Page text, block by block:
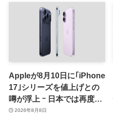
Appleが8月10日に｢iPhone
17｣シリーズを値上げとの
噂が浮上 ｰ 日本では再度値
上げの可能性も?!
2026年8月8日